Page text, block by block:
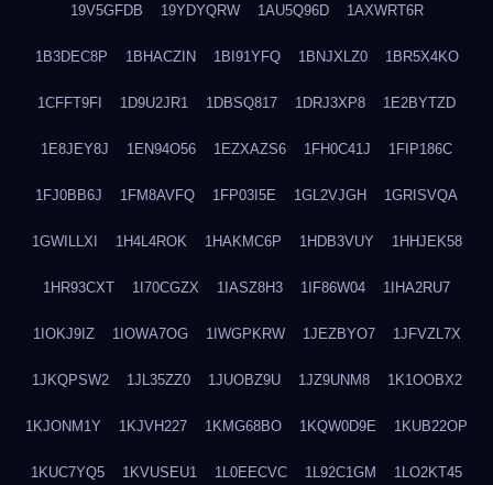
19V5GFDB 19YDYQRW 1AU5Q96D 1AXWRT6R
1B3DEC8P 1BHACZIN 1BI91YFQ 1BNJXLZ0 1BR5X4KO
1CFFT9FI 1D9U2JR1 1DBSQ817 1DRJ3XP8 1E2BYTZD
1E8JEY8J 1EN94O56 1EZXAZS6 1FH0C41J 1FIP186C
1FJ0BB6J 1FM8AVFQ 1FP03I5E 1GL2VJGH 1GRISVQA
1GWILLXI 1H4L4ROK 1HAKMC6P 1HDB3VUY 1HHJEK58
1HR93CXT 1I70CGZX 1IASZ8H3 1IF86W04 1IHA2RU7
1IOKJ9IZ 1IOWA7OG 1IWGPKRW 1JEZBYO7 1JFVZL7X
1JKQPSW2 1JL35ZZ0 1JUOBZ9U 1JZ9UNM8 1K1OOBX2
1KJONM1Y 1KJVH227 1KMG68BO 1KQW0D9E 1KUB22OP
1KUC7YQ5 1KVUSEU1 1L0EECVC 1L92C1GM 1LO2KT45